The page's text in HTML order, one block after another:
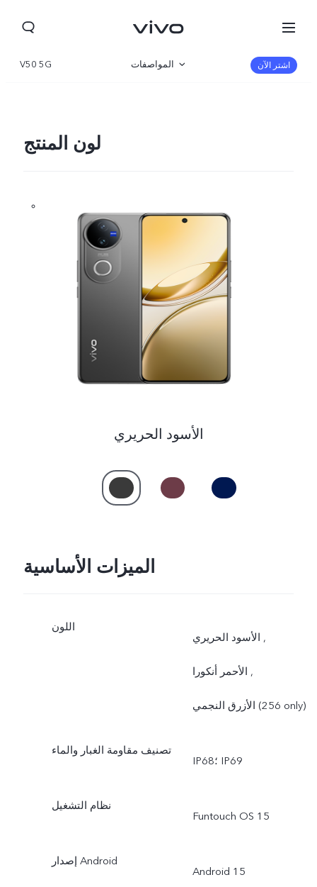
Saudi Arabia (AR) | حدد البلد/المنطقة
V50 5G المواصفات اشتر الآن
لون المنتج
الأسود الحريري
الميزات الأساسية
اللون
الأسود الحريري ,
الأحمر أنكورا ,
الأزرق النجمي (256 only)
تصنيف مقاومة الغبار والماء
IP68‏؛ IP69
نظام التشغيل
Funtouch OS 15
إصدار Android
Android 15